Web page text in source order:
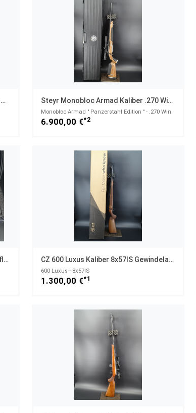
Winchester 1892 Short S Kaliber .357 Magnum Ausstellungswaffe NEUWAFFE Steyr Monobloc Armad Kaliber .270 Win Kahles Helia
Monobloc Armad " Panzerstahl Edition " - .270 Win
6.900,00 €*2
Beretta DT11 Black Kaliber 12/76 Lauflänge 76cm NEUWAFFE CZ 600 Luxus Kaliber 8x57IS Gewindelauf M15x1 NEUWAFFE
600 Luxus - 8x57IS
1.300,00 €*1